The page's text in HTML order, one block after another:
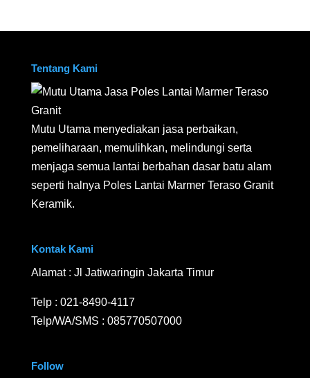
Tentang Kami
Mutu Utama menyediakan jasa perbaikan,
pemeliharaan, memulihkan, melindungi serta
menjaga semua lantai berbahan dasar batu alam
seperti halnya Poles Lantai Marmer Teraso Granit
Keramik.
Kontak Kami
Alamat : Jl Jatiwaringin Jakarta Timur
Telp : 021-8490-4117
Telp/WA/SMS : 085770507000
Follow